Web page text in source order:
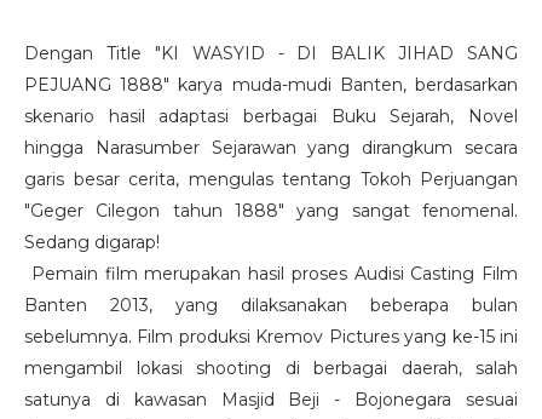
Dengan Title "KI WASYID - DI BALIK JIHAD SANG
PEJUANG 1888" karya muda-mudi Banten, berdasarkan
skenario hasil adaptasi berbagai Buku Sejarah, Novel
hingga Narasumber Sejarawan yang dirangkum secara
garis besar cerita, mengulas tentang Tokoh Perjuangan
"Geger Cilegon tahun 1888" yang sangat fenomenal.
Sedang digarap!
Pemain film merupakan hasil proses Audisi Casting Film
Banten 2013, yang dilaksanakan beberapa bulan
sebelumnya. Film produksi Kremov Pictures yang ke-15 ini
mengambil lokasi shooting di berbagai daerah, salah
satunya di kawasan Masjid Beji - Bojonegara sesuai